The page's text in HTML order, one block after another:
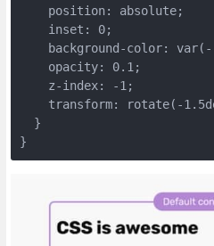
    position: absolute;
    inset: 0;
background-color:
    opacity: 0.1;
    z-index: -1;
transform: rotate(-
  }
}